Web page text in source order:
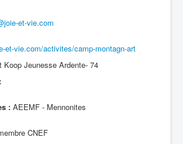
et-vie.com
et-vie.com/activites/camp-montagn-art
Koop Jeunesse Ardente- 74
: AEEMF - Mennonites
CNEF